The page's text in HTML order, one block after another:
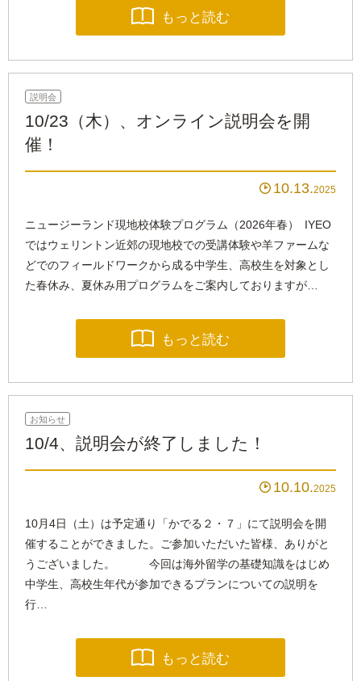
 もっと読む
説明会
10/23（木）、オンライン説明会を開
催！
 10.13 2025
ニュージーランド現地校体験プログラム（2026年春） IYEO
ではウェリントン近郊の現地校での受講体験や羊ファームな
どでのフィールドワークから成る中学生、高校生を対象とし
た春休み、夏休み用プログラムをご案内しておりますが…
 もっと読む
お知らせ
10/4、説明会が終了しました！
 10.10 2025
10月4日（土）は予定通り「かでる２・７」にて説明会を開
催することができました。ご参加いただいた皆様、ありがと
うございました。 今回は海外留学の基礎知識をはじめ
中学生、高校生年代が参加できるプランについての説明を
行…
 もっと読む